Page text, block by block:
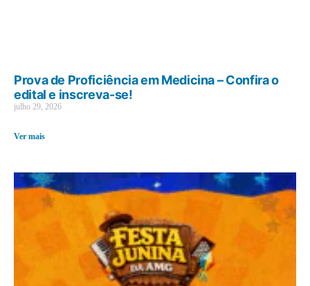
Prova de Proficiência em Medicina – Confira o
edital e inscreva-se!
julho 29, 2026
Ver mais